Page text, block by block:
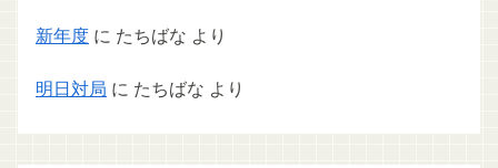
新年度 に たちばな より
明日対局 に たちばな より